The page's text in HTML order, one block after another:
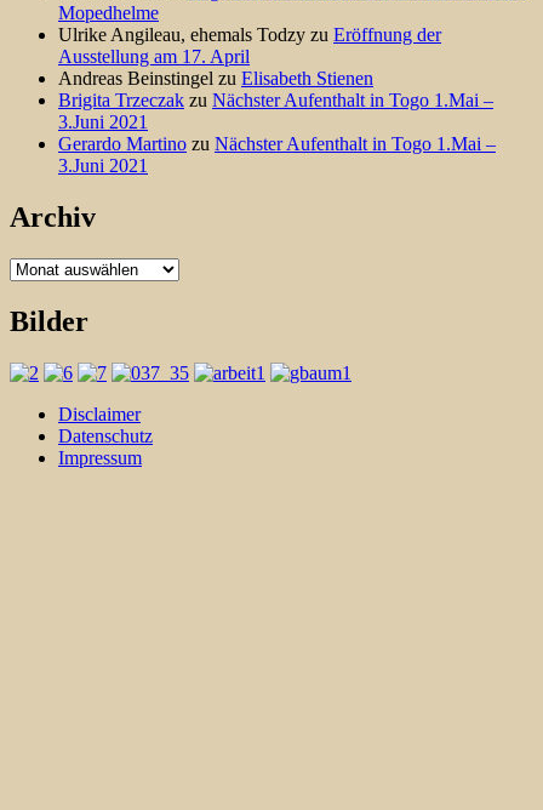
Mopedhelme
Ulrike Angileau, ehemals Todzy zu Eröffnung der
Ausstellung am 17. April
Andreas Beinstingel zu Elisabeth Stienen
Brigita Trzeczak zu Nächster Aufenthalt in Togo 1.Mai –
3.Juni 2021
Gerardo Martino zu Nächster Aufenthalt in Togo 1.Mai –
3.Juni 2021
Archiv
Archiv
Bilder
Disclaimer
Datenschutz
Impressum